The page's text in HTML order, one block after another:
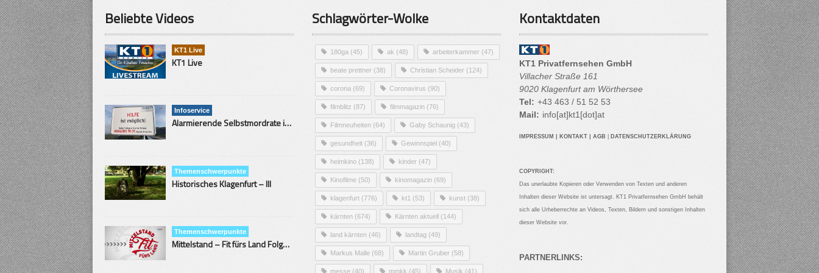
Beliebte Videos
KT1 Live
KT1 Live
Infoservice
Alarmierende Selbstmordrate in Kärnten
Themenschwerpunkte
Historisches Klagenfurt – III
Themenschwerpunkte
Mittelstand – Fit fürs Land Folge 9- Konditor
Schlagwörter-Wolke
180ga (45) ak (48) arbeiterkammer (47)
beate prettner (38) Christian Scheider (124)
corona (69) Coronavirus (90)
filmblitz (87) filmmagazin (76)
Filmneuheiten (64) Gaby Schaunig (43)
gesundheit (36) Gewinnspiel (40)
heimkino (138) kinder (47)
Kinofilme (50) kinomagazin (69)
klagenfurt (776) kt1 (53) kunst (38)
kärnten (674) Kärnten aktuell (144)
land kärnten (46) landtag (49)
Markus Malle (68) Martin Gruber (58)
messe (40) mmkk (45) Musik (41)
Kontaktdaten
KT1 Privatfernsehen GmbH
Villacher Straße 161
9020 Klagenfurt am Wörthersee
Tel: +43 463 / 51 52 53
Mail: info[at]kt1[dot]at
IMPRESSUM KONTAKT AGB DATENSCHUTZERKLÄRUNG
COPYRIGHT:
Das unerlaubte Kopieren oder Verwenden von Texten und anderen
Inhalten dieser Website ist untersagt. KT1 Privatfernsehen GmbH behält
sich alle Urheberrechte an Videos, Texten, Bildern und sonstigen Inhalten
dieser Website vor.
PARTNERLINKS: